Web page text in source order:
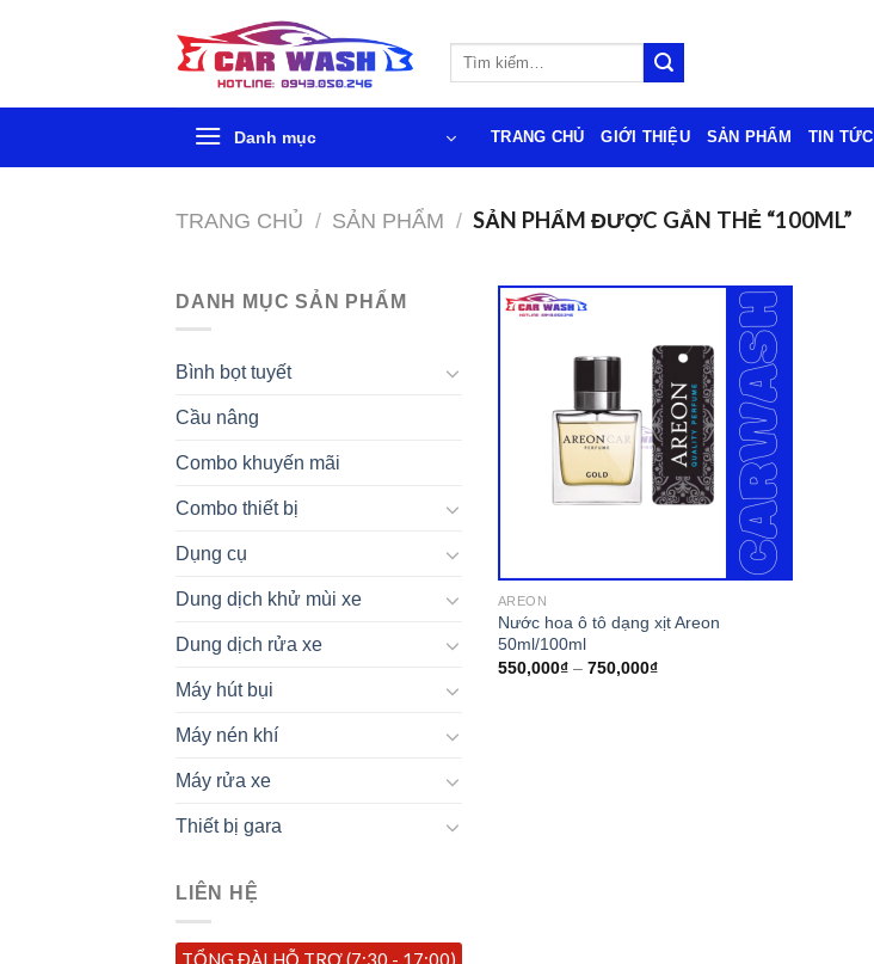
nội
Tìm
Danh mục TRANG CHỦ GIỚI THIỆU SẢN PHẨM TIN TỨC
TRANG CHỦ / SẢN PHẨM / SẢN PHẨM ĐƯỢC GẮN THẺ “100ML”
DANH MỤC SẢN PHẨM
Bình bọt tuyết
Cầu nâng
Combo khuyến mãi
Combo thiết bị
Dụng cụ
Dung dịch khử mùi xe
Dung dịch rửa xe
Máy hút bụi
Máy nén khí
Máy rửa xe
Thiết bị gara
LIÊN HỆ
TỔNG ĐÀI HỖ TRỢ (7:30 - 17:00)
AREON
Nước hoa ô tô dạng xịt Areon
50ml/100ml
550,000₫– 750,000₫